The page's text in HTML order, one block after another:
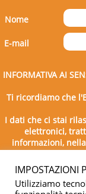
Nome
E-mail
INFORMATIVA AI
Ti ricordiamo che
I dati che ci stai
elettronici,
informazioni,
IMPOSTAZIONI
Utilizziamo